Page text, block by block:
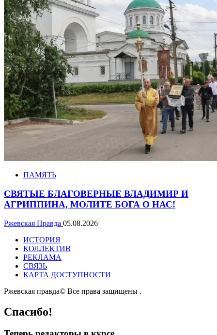
ПАМЯТЬ
СВЯТЫЕ БЛАГОВЕРНЫЕ ВЛАДИМИР И
АГРИППИНА, МОЛИТЕ БОГА О НАС!
Ржевская Правда 05.08.2026
ИСТОРИЯ
КОЛЛЕКТИВ
РЕКЛАМА
СВЯЗЬ
КАРТА ДОСТУПНОСТИ
Ржевская правда© Все права защищены .
Спасибо!